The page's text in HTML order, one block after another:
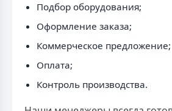
Подбор оборудования;
Оформление заказа;
Коммерческое предложение;
Оплата;
Контроль производства.